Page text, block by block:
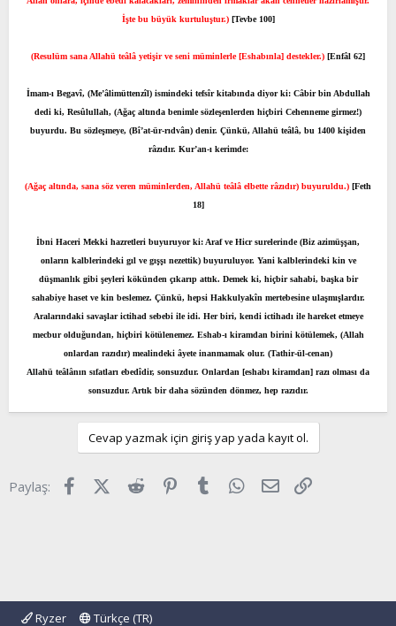
İşte bu büyük kurtuluştur.) [Tevbe 100]
(Resulüm sana Allahü teâlâ yetişir ve seni müminlerle [Eshabınla] destekler.) [Enfâl 62]
İmam-ı Begavî, (Me’âlimüttenzîl) ismindeki tefsîr kitabında diyor ki: Câbir bin Abdullah
dedi ki, Resûlullah, (Ağaç altında benimle sözleşenlerden hiçbiri Cehenneme girmez!)
buyurdu. Bu sözleşmeye, (Bî’at-ür-rıdvân) denir. Çünkü, Allahü teâlâ, bu 1400 kişiden
râzıdır. Kur’an-ı kerimde:
(Ağaç altında, sana söz veren müminlerden, Allahü teâlâ elbette râzıdır) buyuruldu.) [Feth
18]
İbni Haceri Mekki hazretleri buyuruyor ki: Araf ve Hicr surelerinde (Biz azimüşşan,
onların kalblerindeki gıl ve gışşı nezettik) buyuruluyor. Yani kalblerindeki kin ve
düşmanlık gibi şeyleri kökünden çıkarıp attık. Demek ki, hiçbir sahabi, başka bir
sahabiye haset ve kin beslemez. Çünkü, hepsi Hakkulyakîn mertebesine ulaşmışlardır.
Aralarındaki savaşlar ictihad sebebi ile idi. Her biri, kendi ictihadı ile hareket etmeye
mecbur olduğundan, hiçbiri kötülenemez. Eshab-ı kiramdan birini kötülemek, (Allah
onlardan razıdır) mealindeki âyete inanmamak olur. (Tathir-ül-cenan)
Allahü teâlânın sıfatları ebedîdir, sonsuzdur. Onlardan [eshabı kiramdan] razı olması da
sonsuzdur. Artık bir daha sözünden dönmez, hep razıdır.
Cevap yazmak için giriş yap yada kayıt ol.
Paylaş: FacebookX (Twitter)
Reddit Pinterest
Tumblr WhatsApp
E-posta
Ryzer Türkçe (TR)